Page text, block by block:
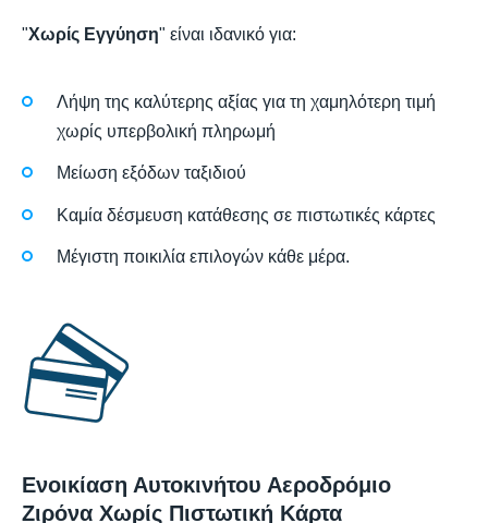
"Χωρίς Εγγύηση" είναι ιδανικό για:
Λήψη της καλύτερης αξίας για τη χαμηλότερη τιμή
χωρίς υπερβολική πληρωμή
Μείωση εξόδων ταξιδιού
Καμία δέσμευση κατάθεσης σε πιστωτικές κάρτες
Μέγιστη ποικιλία επιλογών κάθε μέρα.
Ενοικίαση Αυτοκινήτου Αεροδρόμιο
Ζιρόνα Χωρίς Πιστωτική Κάρτα